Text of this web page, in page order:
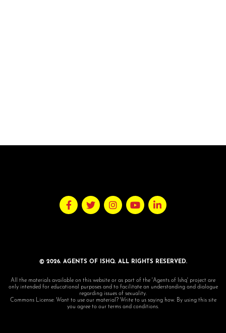
© 2026. AGENTS OF ISHQ. ALL RIGHTS RESERVED.
All the materials available on this website or as part of the 'Agents of Ishq' project are
only intended for educational purposes and to facilitate an understanding and dialogue
regarding issues of sexuality.
Commons License: Want to use our material? Write to us saying how. By using this site
you agree to our terms and conditions.